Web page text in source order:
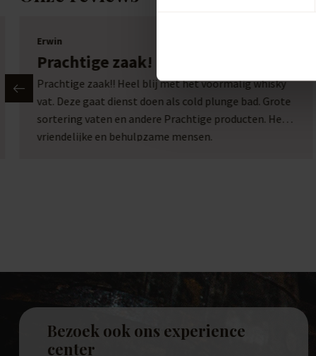
Erwin
Prachtige zaak!
Prachtige zaak!! Heel blij met het voormalig whisky
vat. Deze gaat dienst doen als cold plunge bad. Grote
sortering vaten en andere Prachtige producten. Heel
vriendelijke en behulpzame mensen.
Bezoek ook ons experience
center